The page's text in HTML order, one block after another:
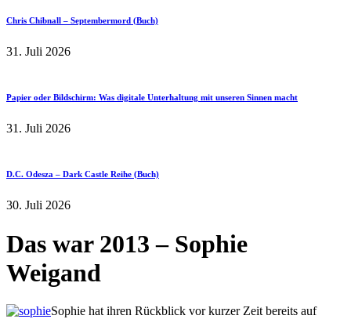
Chris Chibnall – Septembermord (Buch)
31. Juli 2026
Papier oder Bildschirm: Was digitale Unterhaltung mit unseren Sinnen macht
31. Juli 2026
D.C. Odesza – Dark Castle Reihe (Buch)
30. Juli 2026
Das war 2013 – Sophie
Weigand
Sophie hat ihren Rückblick vor kurzer Zeit bereits auf